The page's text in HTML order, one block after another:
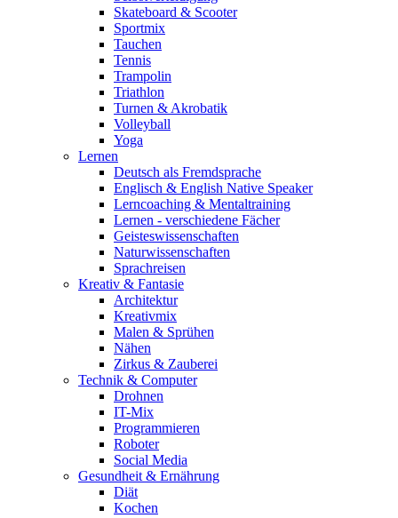
Skateboard & Scooter
Sportmix
Tauchen
Tennis
Trampolin
Triathlon
Turnen & Akrobatik
Volleyball
Yoga
Lernen
Deutsch als Fremdsprache
Englisch & English Native Speaker
Lerncoaching & Mentaltraining
Lernen - verschiedene Fächer
Geisteswissenschaften
Naturwissenschaften
Sprachreisen
Kreativ & Fantasie
Architektur
Kreativmix
Malen & Sprühen
Nähen
Zirkus & Zauberei
Technik & Computer
Drohnen
IT-Mix
Programmieren
Roboter
Social Media
Gesundheit & Ernährung
Diät
Kochen